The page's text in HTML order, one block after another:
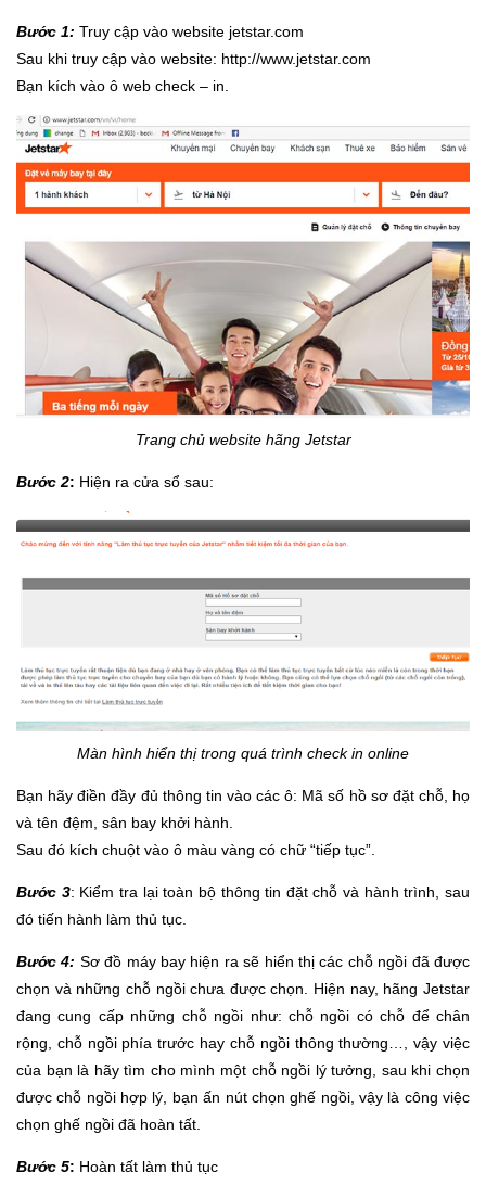
Bước 1: Truy cập vào website jetstar.com
Sau khi truy cập vào website: http://www.jetstar.com
Bạn kích vào ô web check – in.
Trang chủ website hãng Jetstar
Bước 2: Hiện ra cửa sổ sau:
Màn hình hiển thị trong quá trình check in online
Bạn hãy điền đầy đủ thông tin vào các ô: Mã số hồ sơ đặt chỗ, họ
và tên đệm, sân bay khởi hành.
Sau đó kích chuột vào ô màu vàng có chữ “tiếp tục”.
Bước 3: Kiểm tra lại toàn bộ thông tin đặt chỗ và hành trình, sau
đó tiến hành làm thủ tục.
Bước 4: Sơ đồ máy bay hiện ra sẽ hiển thị các chỗ ngồi đã được
chọn và những chỗ ngồi chưa được chọn. Hiện nay, hãng Jetstar
đang cung cấp những chỗ ngồi như: chỗ ngồi có chỗ để chân
rộng, chỗ ngồi phía trước hay chỗ ngồi thông thường…, vậy việc
của bạn là hãy tìm cho mình một chỗ ngồi lý tưởng, sau khi chọn
được chỗ ngồi hợp lý, bạn ấn nút chọn ghế ngồi, vậy là công việc
chọn ghế ngồi đã hoàn tất.
Bước 5: Hoàn tất làm thủ tục